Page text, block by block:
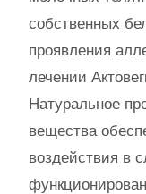
собственных
проявления
лечении
Натуральное
вещества
воздействия в